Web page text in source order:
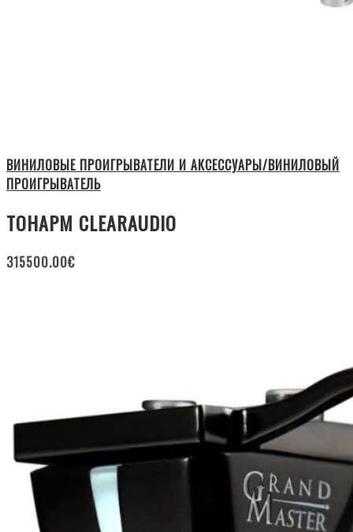
ВИНИЛОВЫЕ ПРОИГРЫВАТЕЛИ И АКСЕССУАРЫ/ВИНИЛОВЫЙ
ПРОИГРЫВАТЕЛЬ
ТОНАРМ CLEARAUDIO
315500.00€